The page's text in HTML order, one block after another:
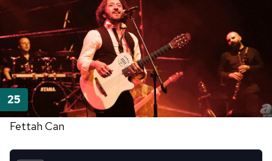
Fettah Can